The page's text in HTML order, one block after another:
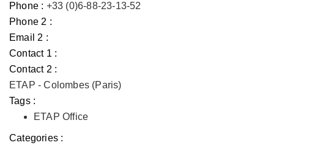
Phone : +33 (0)6-88-23-13-52
Phone 2 :
Email 2 :
Contact 1 :
Contact 2 :
ETAP - Colombes (Paris)
Tags :
ETAP Office
Categories :